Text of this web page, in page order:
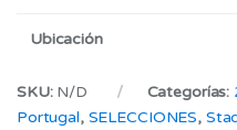
Ubicación
SKU: N/D Categorías:
Portugal, SELECCIONES,